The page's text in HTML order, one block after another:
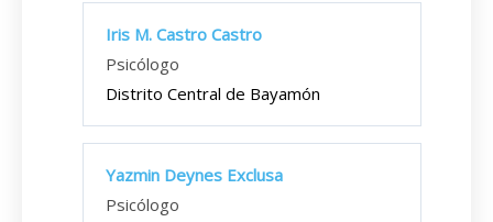
Iris M. Castro Castro
Psicólogo
Distrito Central de Bayamón
Yazmin Deynes Exclusa
Psicólogo